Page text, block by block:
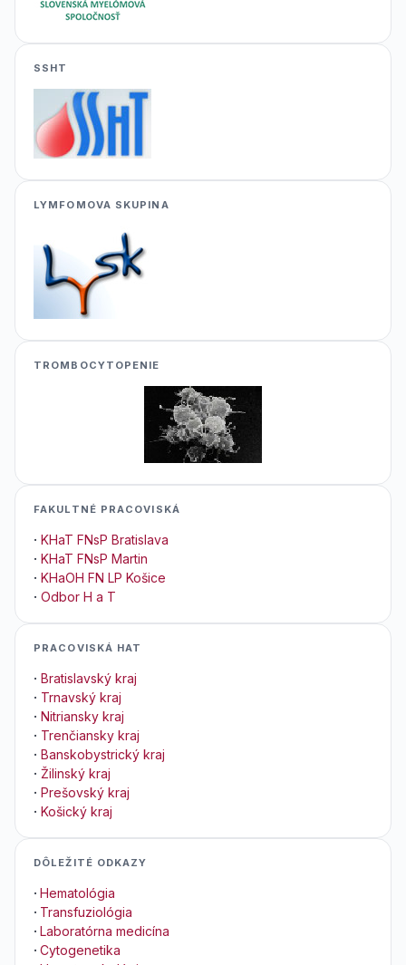
SSHT
LYMFOMOVA SKUPINA
TROMBOCYTOPENIE
FAKULTNÉ PRACOVISKÁ
· KHaT FNsP Bratislava
· KHaT FNsP Martin
· KHaOH FN LP Košice
· Odbor H a T
PRACOVISKÁ HAT
· Bratislavský kraj
· Trnavský kraj
· Nitriansky kraj
· Trenčiansky kraj
· Banskobystrický kraj
· Žilinský kraj
· Prešovský kraj
· Košický kraj
DÔLEŽITÉ ODKAZY
· Hematológia
· Transfuziológia
· Laboratórna medicína
· Cytogenetika